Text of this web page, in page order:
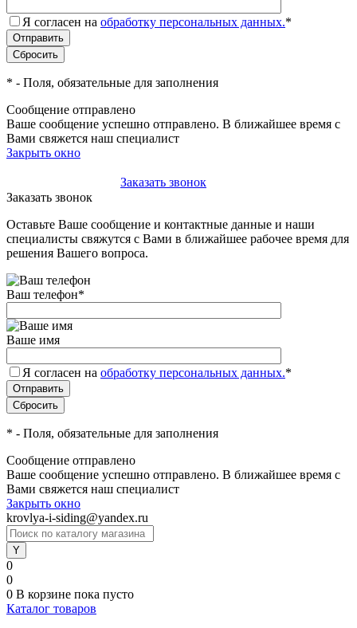
Я согласен на обработку персональных данных.*
* - Поля, обязательные для заполнения
Сообщение отправлено
Ваше сообщение успешно отправлено. В ближайшее время с
Вами свяжется наш специалист
Закрыть окно
Заказать звонок
Заказать звонок
Оставьте Ваше сообщение и контактные данные и наши
специалисты свяжутся с Вами в ближайшее рабочее время для
решения Вашего вопроса.
Ваш телефон*
Ваше имя
Я согласен на обработку персональных данных.*
* - Поля, обязательные для заполнения
Сообщение отправлено
Ваше сообщение успешно отправлено. В ближайшее время с
Вами свяжется наш специалист
Закрыть окно
krovlya-i-siding@yandex.ru
0
0
0 В корзине пока пусто
Каталог товаров